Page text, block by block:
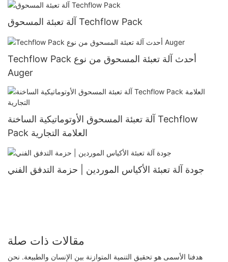
آلة تعبئة المسحوق Techflow Pack
Techflow Pack أحدث آلة تعبئة المسحوق من نوع
Auger
آلة تعبئة المسحوق الأوتوماتيكية الساخنة Techflow
Pack العلامة التجارية
جودة آلة تعبئة الأكياس الموردين | حزمة التدفق الفني
مقالات ذات صلة
هدفنا الأسمى هو تحقيق التنمية المتوازنة بين الإنسان والطبيعة. نحن